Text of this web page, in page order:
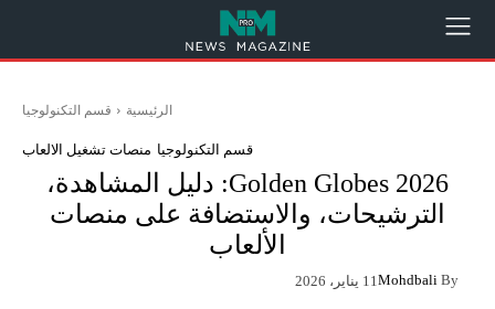
الرئيسية قسم التكنولوجيا
قسم التكنولوجيا منصات تشغيل الالعاب
Golden Globes 2026: دليل المشاهدة،
الترشيحات، والاستضافة على منصات
الألعاب
By
Mohdbali 11 يناير، 2026